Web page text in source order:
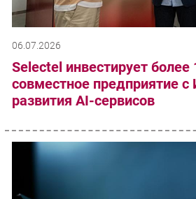
06.07.2026
Selectel инвестирует
совместное предприятие
развития AI-сервисов